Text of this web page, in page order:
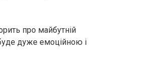
про майбутній
дуже емоційною і